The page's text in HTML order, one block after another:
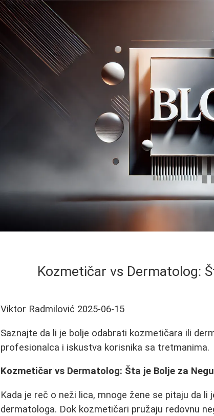
Kozmetičar vs Dermatolog:
Viktor Radmilović 2025-06-15
Saznajte da li je bolje odabrati kozmetičara ili
profesionalca i iskustva korisnika sa tretmanima.
Kozmetičar vs Dermatolog: Šta je Bolje za
Kada je reč o neži lica, mnoge žene se pitaju da
dermatologa. Dok kozmetičari pružaju redovnu